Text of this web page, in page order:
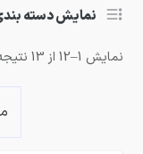
نمایش دسته
نمایش 1–12 از 13 نتیجه